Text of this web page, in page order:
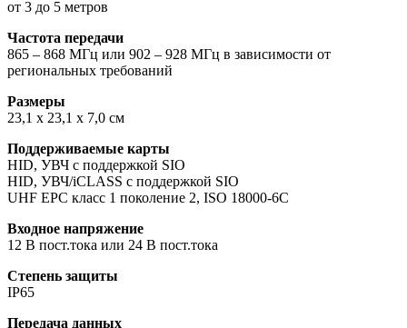
от 3 до 5 метров
Частота передачи
865 – 868 МГц или 902 – 928 МГц в зависимости от
региональных требований
Размеры
23,1 x 23,1 x 7,0 см
Поддерживаемые карты
HID, УВЧ с поддержкой SIO
HID, УВЧ/iCLASS с поддержкой SIO
UHF EPC класс 1 поколение 2, ISO 18000-6C
Входное напряжение
12 В пост.тока или 24 В пост.тока
Степень защиты
IP65
Передача данных